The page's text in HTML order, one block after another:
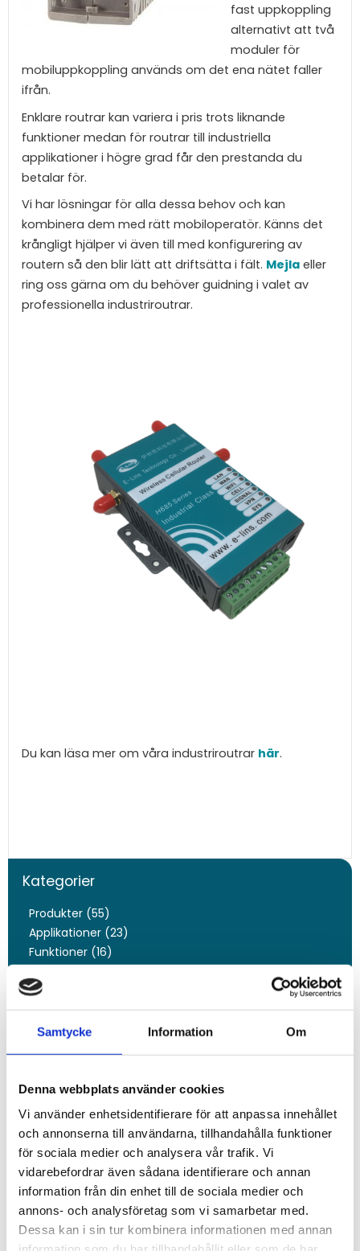
Samtycke Information Om
Denna webbplats använder cookies
Vi använder enhetsidentifierare för att anpassa innehållet
och annonserna till användarna, tillhandahålla funktioner
för sociala medier och analysera vår trafik. Vi
vidarebefordrar även sådana identifierare och annan
information från din enhet till de sociala medier och
annons- och analysföretag som vi samarbetar med.
Dessa kan i sin tur kombinera informationen med annan
fast uppkoppling
alternativt att två
moduler för
mobiluppkoppling används om det ena nätet faller
ifrån.
Enklare routrar kan variera i pris trots liknande
funktioner medan för routrar till industriella
applikationer i högre grad får den prestanda du
betalar för.
Vi har lösningar för alla dessa behov och kan
kombinera dem med rätt mobiloperatör. Känns det
krångligt hjälper vi även till med konfigurering av
routern så den blir lätt att driftsätta i fält. Mejla eller
ring oss gärna om du behöver guidning i valet av
professionella industriroutrar.
Du kan läsa mer om våra industriroutrar här.
Kategorier
Produkter (55)
Applikationer (23)
Funktioner (16)
Nyhetsbrev (5)
Taggar
Fjärrmätning
Sensor
Fjärrstyrning
Arkiv
2026
juni (2)